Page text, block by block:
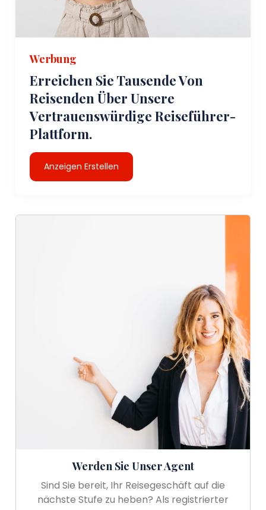
Werbung
Erreichen Sie Tausende Von
Reisenden Über Unsere
Vertrauenswürdige Reiseführer-
Plattform.
Anzeigen Erstellen
Werden Sie Unser Agent
Sind Sie bereit, Ihr Reisegeschäft auf die
nächste Stufe zu heben? Als registrierter